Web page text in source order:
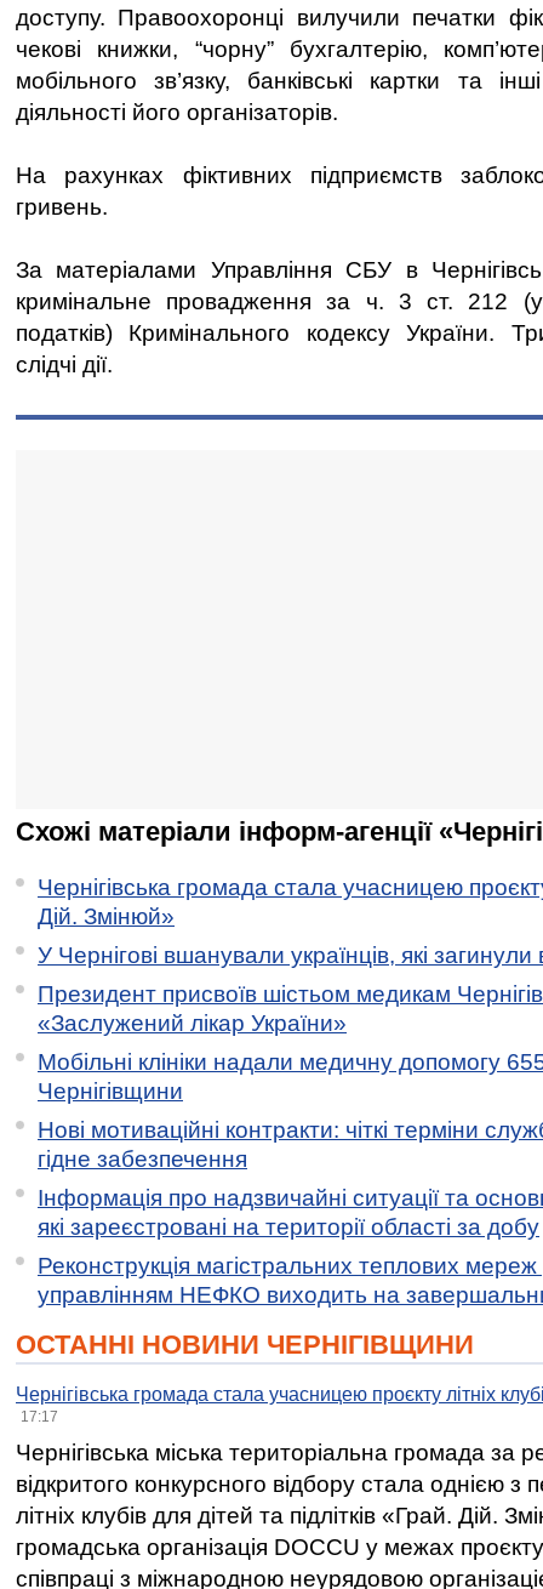
доступу. Правоохоронці вилучили печатки
чекові книжки, “чорну” бухгалтерію,
мобільного зв’язку, банківські картки та
діяльності його організаторів.
На рахунках фіктивних підприємств
гривень.
За матеріалами Управління СБУ в
кримінальне провадження за ч. 3 ст. 212
податків) Кримінального кодексу України.
слідчі дії.
Схожі матеріали інформ-агенції
Чернігівська громада стала учасницею
Дій. Змінюй»
У Чернігові вшанували українців, які загинули
Президент присвоїв шістьом медикам
«Заслужений лікар України»
Мобільні клініки надали медичну допомогу
Чернігівщини
Нові мотиваційні контракти: чіткі терміни
гідне забезпечення
Інформація про надзвичайні ситуації та
які зареєстровані на території області за добу
Реконструкція магістральних теплових мереж
управлінням НЕФКО виходить на
ОСТАННІ НОВИНИ ЧЕРНІГІВЩИНИ
Чернігівська громада стала учасницею проєкту літніх
17:17
Чернігівська міська територіальна громада за
відкритого конкурсного відбору стала однією
літніх клубів для дітей та підлітків «Грай. Дій.
громадська організація DOCCU у межах
співпраці з міжнародною неурядовою